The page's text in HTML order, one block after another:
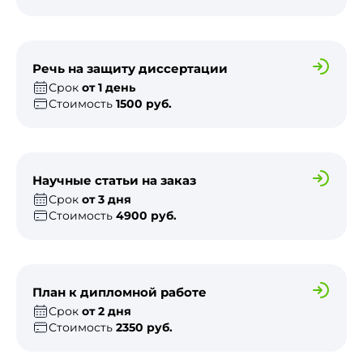
Речь на защиту диссертации
Срок от 1 день
Стоимость 1500 руб.
Научные статьи на заказ
Срок от 3 дня
Стоимость 4900 руб.
План к дипломной работе
Срок от 2 дня
Стоимость 2350 руб.